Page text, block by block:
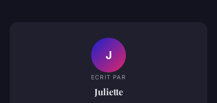
J
ECRIT PAR
Juliette